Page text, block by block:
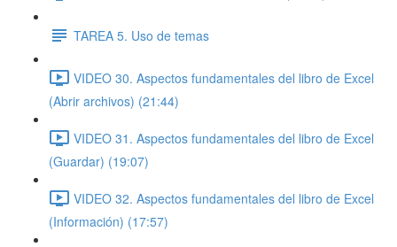
TAREA 5. Uso de temas
VIDEO 30. Aspectos fundamentales del libro de Excel
(Abrir archivos) (21:44)
VIDEO 31. Aspectos fundamentales del libro de Excel
(Guardar) (19:07)
VIDEO 32. Aspectos fundamentales del libro de Excel
(Información) (17:57)